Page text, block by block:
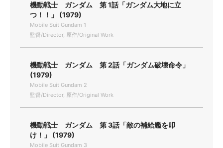
機動戦士 ガンダム 第 1話「ガンダム大地に立
つ！！」 (1979)
Mobile Suit Gundam 1
監督/Director, 原作/Original Work
機動戦士 ガンダム 第 2話「ガンダム破壊命令」
(1979)
Mobile Suit Gundam 2
監督/Director, 原作/Original Work
機動戦士 ガンダム 第 3話「敵の補給艦を叩
け！」 (1979)
Mobile Suit Gundam 3